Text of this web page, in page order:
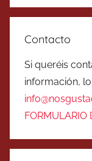
Contacto
Si queréis
información,
FORMULARIO